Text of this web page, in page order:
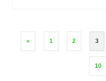
Stronicowanie
« 1 2 3
10